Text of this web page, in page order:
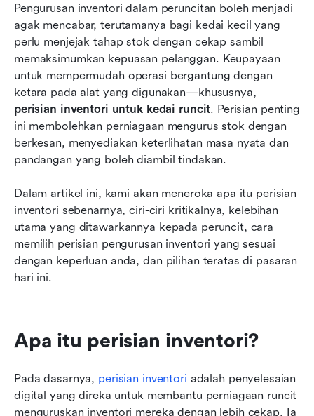
Pengurusan inventori dalam peruncitan boleh menjadi
agak mencabar, terutamanya bagi kedai kecil yang
perlu menjejak tahap stok dengan cekap sambil
memaksimumkan kepuasan pelanggan. Keupayaan
untuk mempermudah operasi bergantung dengan
perisian inventori untuk kedai runcit. Perisian penting
ini membolehkan perniagaan mengurus stok dengan
berkesan, menyediakan keterlihatan masa nyata dan
pandangan yang boleh diambil tindakan.
Dalam artikel ini, kami akan meneroka apa itu perisian
inventori sebenarnya, ciri-ciri kritikalnya, kelebihan
utama yang ditawarkannya kepada peruncit, cara
memilih perisian pengurusan inventori yang sesuai
dengan keperluan anda, dan pilihan teratas di pasaran
hari ini.
Apa itu perisian inventori?
Pada dasarnya, perisian inventori adalah penyelesaian
digital yang direka untuk membantu perniagaan runcit
menguruskan inventori mereka dengan lebih cekap. Ia
sesuai untuk kedai runcit
Memastikan pelaksanaan perisian inventori yang
berjaya
Kesimpulan
Soalan Lazim
Bacaan berkaitan